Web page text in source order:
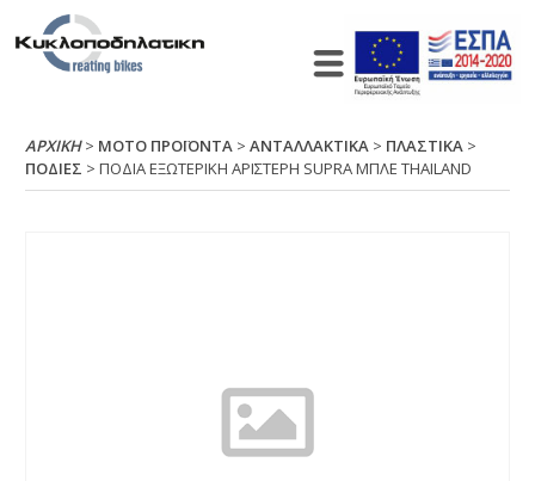
ΑΡΧΙΚΉ> ΜΟΤΟ ΠΡΟΪΟΝΤΑ >ΑΝΤΑΛΛΑΚΤΙΚΑ > ΠΛΑΣΤΙΚΑ >
ΠΟΔΙΕΣ > ΠΟΔΙΑ ΕΞΩΤΕΡΙΚΗ ΑΡΙΣΤΕΡΗ SUΡRΑ ΜΠΛΕ ΤΗΑΙLΑΝD